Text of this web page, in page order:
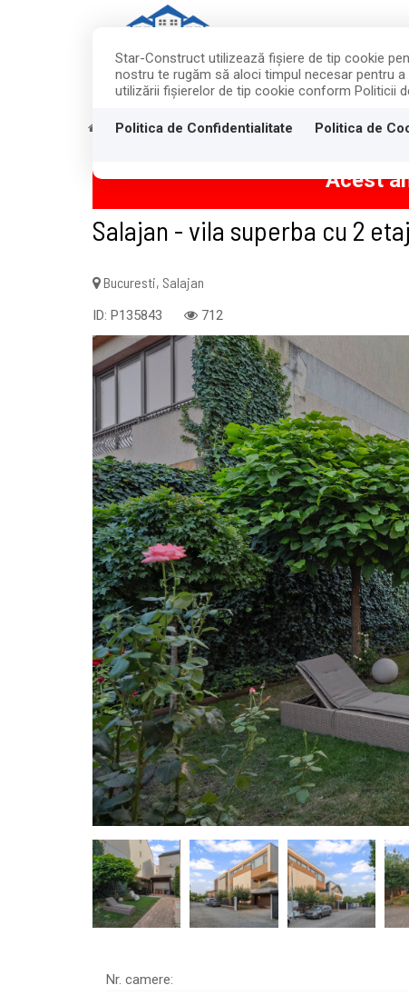
Star-Construct utilizează fişiere de tip cookie
nostru te rugăm să aloci timpul necesar pentru
utilizării fişierelor de tip cookie conform Politicii
Politica de Confidentialitate Politica de
ACASA
Vanzare Case Bucuresti Salajan
Acest
Salajan - vila superba cu 2
Bucuresti, Salajan
ID: P135843 712
Nr. camere: